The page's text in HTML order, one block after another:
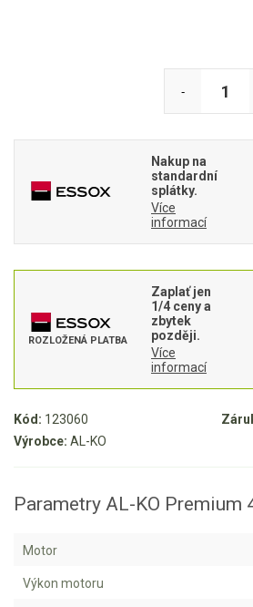
Mulčovače
Křovinořezy a vyžínače
Benzínové křovinořezy a vyžínače
Aku křovinořezy a vyžínače
Motorové pily
Aku pily
Elektrické pily
Vyvětvovací pily
AKU zahradní technika
Kód: 123060
Výrobce: AL-KO
-
Nakup na
standardní
splátky.
Více
informací
ROZLOŽENÁ PLATBA
Zaplať jen
1/4 ceny a
zbytek
později.
Více
informací
Parametry AL-KO Premium
Motor
Výkon motoru